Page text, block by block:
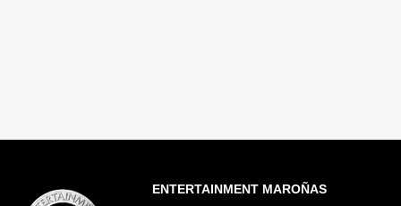
ENTERTAINMENT MAROÑAS